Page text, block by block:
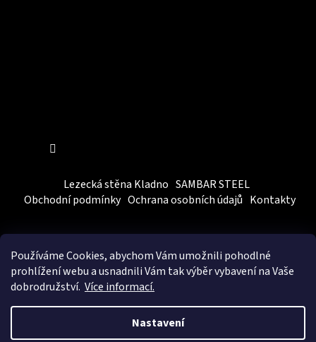
Používáme Cookies, abychom Vámumožnili pohodlné
prohlížení webu a usnadnili Vám tak výběr vybavení na Vaše
dobrodružství. Více informací.
Nastavení
Lezecká stěna Kladno SAMBAR STEEL
Obchodní podmínky Ochrana osobních údajů Kontakty
Vytvořil Shoptet
&BEOM.cz